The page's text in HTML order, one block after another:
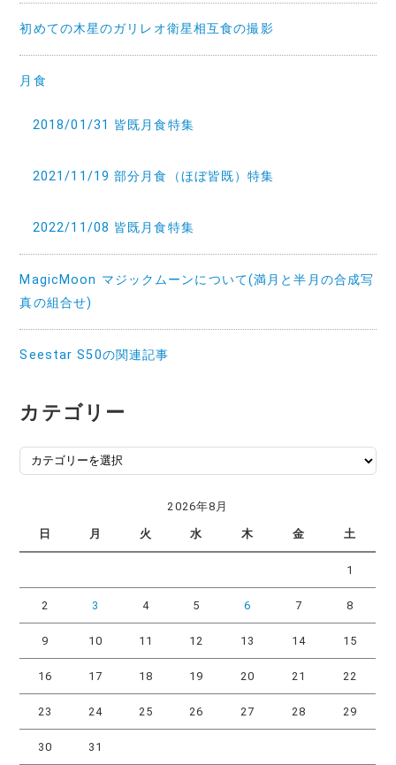
初めての木星のガリレオ衛星相互食の撮影
月食
2018/01/31 皆既月食特集
2021/11/19 部分月食（ほぼ皆既）特集
2022/11/08 皆既月食特集
MagicMoon マジックムーンについて(満月と半月の合成写
真の組合せ)
Seestar S50の関連記事
カテゴリー
カ
テ
ー
2026年8月
日 月 火 水 木 金 土
1
2 3 4 5 6 7 8
9 10 11 12 13 14 15
16 17 18 19 20 21 22
23 24 25 26 27 28 29
30 31